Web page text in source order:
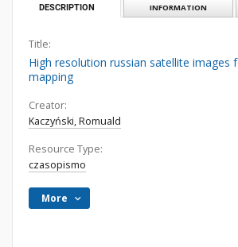
DESCRIPTION INFORMATION
Title:
High resolution russian satellite images
mapping
Creator:
Kaczyński, Romuald
Resource Type:
czasopismo
More